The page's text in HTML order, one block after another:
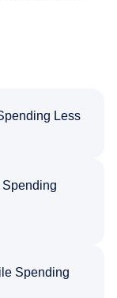
Less
Spending